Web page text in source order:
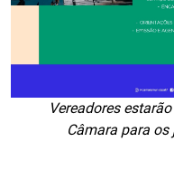
Vereadores
Câmara para